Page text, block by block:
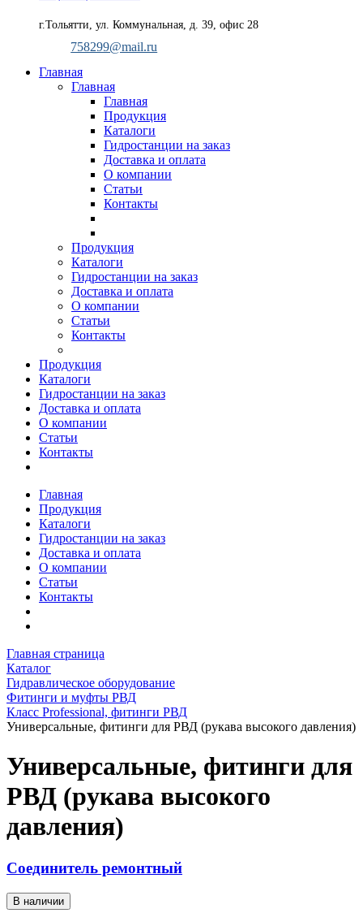
г.Тольятти, ул. Коммунальная, д. 39, офис 28
758299@mail.ru
Главная
Главная
Главная
Продукция
Каталоги
Гидростанции на заказ
Доставка и оплата
О компании
Статьи
Контакты
Продукция
Каталоги
Гидростанции на заказ
Доставка и оплата
О компании
Статьи
Контакты
Продукция
Каталоги
Гидростанции на заказ
Доставка и оплата
О компании
Статьи
Контакты
Главная
Продукция
Каталоги
Гидростанции на заказ
Доставка и оплата
О компании
Статьи
Контакты
Главная страница
Каталог
Гидравлическое оборудование
Фитинги и муфты РВД
Класс Professional, фитинги РВД
Универсальные, фитинги для РВД (рукава высокого давления)
Универсальные, фитинги для
РВД (рукава высокого
давления)
Соединитель ремонтный
В наличии